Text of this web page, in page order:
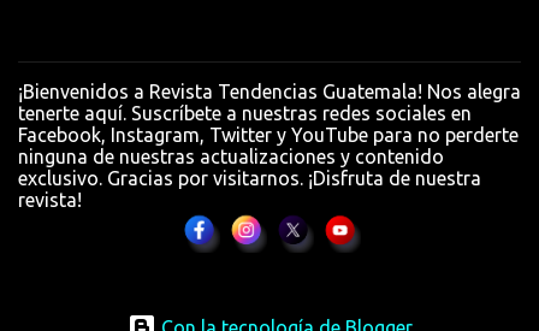
r
i
o
s
¡Bienvenidos a Revista Tendencias Guatemala! Nos alegra
tenerte aquí. Suscríbete a nuestras redes sociales en
Facebook, Instagram, Twitter y YouTube para no perderte
ninguna de nuestras actualizaciones y contenido
exclusivo. Gracias por visitarnos. ¡Disfruta de nuestra
revista!